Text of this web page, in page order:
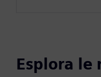
Esplora le